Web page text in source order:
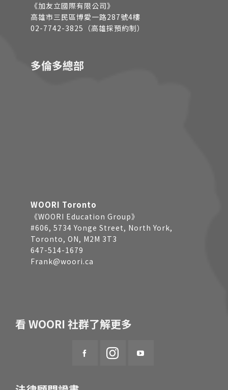
《加友立國際有限公司》
高雄市三民區博愛一路287號4樓
02-7742-3825（高雄採預約制）
多倫多總部
WOORI Toronto
《WOORI Education Group》
#606, 5734 Yonge Street, North York,
Toronto, ON, M2M 3T3
647-514-1679
Frank@woori.ca
看 WOORI 社群了解更多